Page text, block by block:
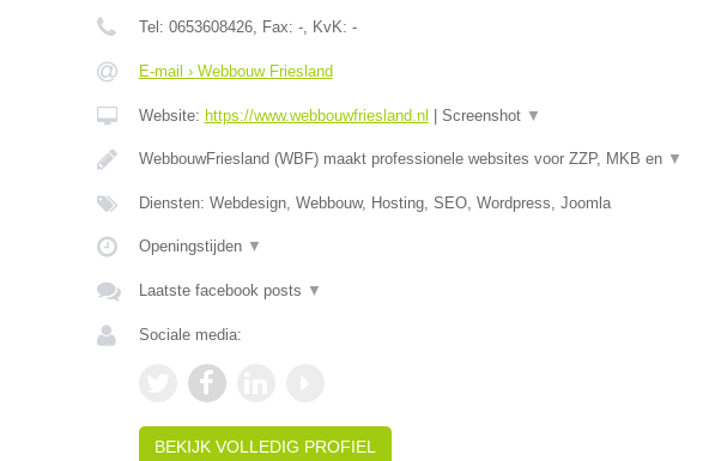
Tel: 0653608426, Fax: -, KvK: -
E-mail › Webbouw Friesland
Website: https://www.webbouwfriesland.nl Screenshot ▼
WebbouwFriesland (WBF) maakt professionele websites voor ZZP, MKB en ▼
Diensten: Webdesign, Webbouw, Hosting, SEO, Wordpress, Joomla
Openingstijden ▼
Laatste facebook posts ▼
Sociale media:
BEKIJK VOLLEDIG PROFIEL